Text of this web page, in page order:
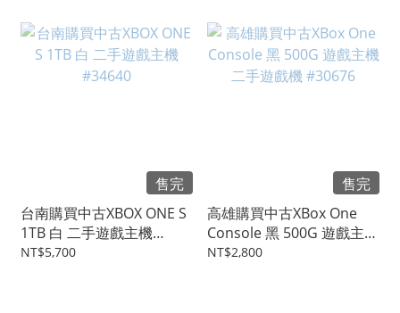
售完
台南購買中古XBOX ONE S
1TB 白 二手遊戲主機
#34640
NT$5,700
售完
高雄購買中古XBox One
Console 黑 500G 遊戲主機
二手遊戲機 #30676
NT$2,800